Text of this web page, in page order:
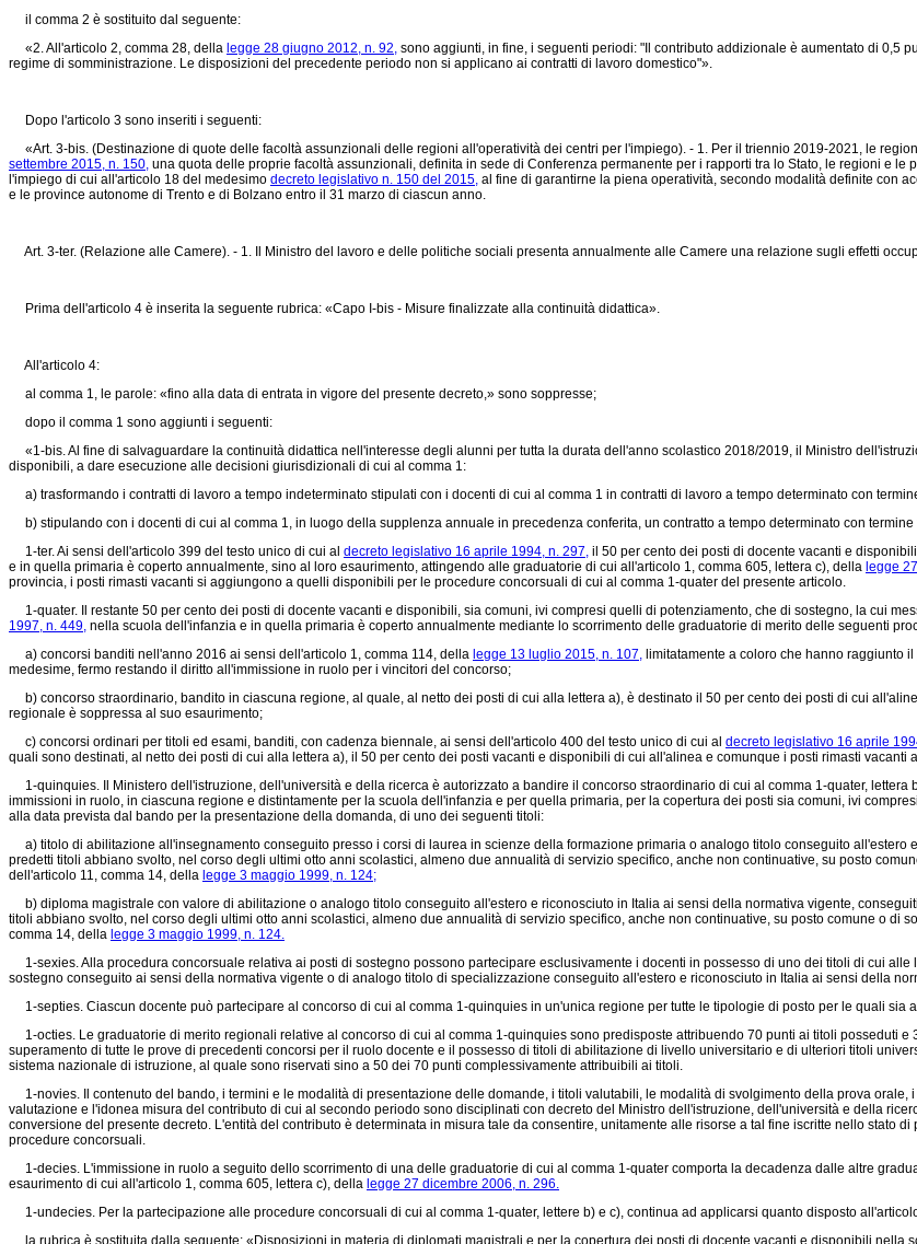
il comma 2 è sostituito dal seguente:
«2. All'articolo 2, comma 28, della legge 28 giugno 2012, n. 92, sono aggiunti, in fine, i seguenti periodi: "Il contributo addizionale è aumentato di 0,5
regime di somministrazione. Le disposizioni del precedente periodo non si applicano ai contratti di lavoro domestico"».
Dopo l'articolo 3 sono inseriti i seguenti:
«Art. 3-bis. (Destinazione di quote delle facoltà assunzionali delle regioni all'operatività dei centri per l'impiego). - 1. Per il triennio 2019-2021, le
settembre 2015, n. 150, una quota delle proprie facoltà assunzionali, definita in sede di Conferenza permanente per i rapporti tra lo Stato, le regioni e
l'impiego di cui all'articolo 18 del medesimo decreto legislativo n. 150 del 2015, al fine di garantirne la piena operatività, secondo modalità definite con
e le province autonome di Trento e di Bolzano entro il 31 marzo di ciascun anno.
Art. 3-ter. (Relazione alle Camere). - 1. Il Ministro del lavoro e delle politiche sociali presenta annualmente alle Camere una relazione sugli effetti
Prima dell'articolo 4 è inserita la seguente rubrica: «Capo I-bis - Misure finalizzate alla continuità didattica».
All'articolo 4:
al comma 1, le parole: «fino alla data di entrata in vigore del presente decreto,» sono soppresse;
dopo il comma 1 sono aggiunti i seguenti:
«1-bis. Al fine di salvaguardare la continuità didattica nell'interesse degli alunni per tutta la durata dell'anno scolastico 2018/2019, il Ministro
disponibili, a dare esecuzione alle decisioni giurisdizionali di cui al comma 1:
a) trasformando i contratti di lavoro a tempo indeterminato stipulati con i docenti di cui al comma 1 in contratti di lavoro a tempo determinato con
b) stipulando con i docenti di cui al comma 1, in luogo della supplenza annuale in precedenza conferita, un contratto a tempo determinato con
1-ter. Ai sensi dell'articolo 399 del testo unico di cui al decreto legislativo 16 aprile 1994, n. 297, il 50 per cento dei posti di docente vacanti e
e in quella primaria è coperto annualmente, sino al loro esaurimento, attingendo alle graduatorie di cui all'articolo 1, comma 605, lettera c), della legge
provincia, i posti rimasti vacanti si aggiungono a quelli disponibili per le procedure concorsuali di cui al comma 1-quater del presente articolo.
1-quater. Il restante 50 per cento dei posti di docente vacanti e disponibili, sia comuni, ivi compresi quelli di potenziamento, che di sostegno, la cui
1997, n. 449, nella scuola dell'infanzia e in quella primaria è coperto annualmente mediante lo scorrimento delle graduatorie di merito delle seguenti
a) concorsi banditi nell'anno 2016 ai sensi dell'articolo 1, comma 114, della legge 13 luglio 2015, n. 107, limitatamente a coloro che hanno raggiunto
medesime, fermo restando il diritto all'immissione in ruolo per i vincitori del concorso;
b) concorso straordinario, bandito in ciascuna regione, al quale, al netto dei posti di cui alla lettera a), è destinato il 50 per cento dei posti di cui
regionale è soppressa al suo esaurimento;
c) concorsi ordinari per titoli ed esami, banditi, con cadenza biennale, ai sensi dell'articolo 400 del testo unico di cui al decreto legislativo 16 aprile
quali sono destinati, al netto dei posti di cui alla lettera a), il 50 per cento dei posti vacanti e disponibili di cui all'alinea e comunque i posti rimasti
1-quinquies. Il Ministero dell'istruzione, dell'università e della ricerca è autorizzato a bandire il concorso straordinario di cui al comma 1-quater,
immissioni in ruolo, in ciascuna regione e distintamente per la scuola dell'infanzia e per quella primaria, per la copertura dei posti sia comuni, ivi
alla data prevista dal bando per la presentazione della domanda, di uno dei seguenti titoli:
a) titolo di abilitazione all'insegnamento conseguito presso i corsi di laurea in scienze della formazione primaria o analogo titolo conseguito all'estero
predetti titoli abbiano svolto, nel corso degli ultimi otto anni scolastici, almeno due annualità di servizio specifico, anche non continuative, su posto
dell'articolo 11, comma 14, della legge 3 maggio 1999, n. 124;
b) diploma magistrale con valore di abilitazione o analogo titolo conseguito all'estero e riconosciuto in Italia ai sensi della normativa vigente,
titoli abbiano svolto, nel corso degli ultimi otto anni scolastici, almeno due annualità di servizio specifico, anche non continuative, su posto comune o di
comma 14, della legge 3 maggio 1999, n. 124.
1-sexies. Alla procedura concorsuale relativa ai posti di sostegno possono partecipare esclusivamente i docenti in possesso di uno dei titoli di cui
sostegno conseguito ai sensi della normativa vigente o di analogo titolo di specializzazione conseguito all'estero e riconosciuto in Italia ai sensi della
1-septies. Ciascun docente può partecipare al concorso di cui al comma 1-quinquies in un'unica regione per tutte le tipologie di posto per le quali sia
1-octies. Le graduatorie di merito regionali relative al concorso di cui al comma 1-quinquies sono predisposte attribuendo 70 punti ai titoli posseduti
superamento di tutte le prove di precedenti concorsi per il ruolo docente e il possesso di titoli di abilitazione di livello universitario e di ulteriori titoli
sistema nazionale di istruzione, al quale sono riservati sino a 50 dei 70 punti complessivamente attribuibili ai titoli.
1-novies. Il contenuto del bando, i termini e le modalità di presentazione delle domande, i titoli valutabili, le modalità di svolgimento della prova
valutazione e l'idonea misura del contributo di cui al secondo periodo sono disciplinati con decreto del Ministro dell'istruzione, dell'università e della
conversione del presente decreto. L'entità del contributo è determinata in misura tale da consentire, unitamente alle risorse a tal fine iscritte nello stato
procedure concorsuali.
1-decies. L'immissione in ruolo a seguito dello scorrimento di una delle graduatorie di cui al comma 1-quater comporta la decadenza dalle altre
esaurimento di cui all'articolo 1, comma 605, lettera c), della legge 27 dicembre 2006, n. 296.
1-undecies. Per la partecipazione alle procedure concorsuali di cui al comma 1-quater, lettere b) e c), continua ad applicarsi quanto disposto
la rubrica è sostituita dalla seguente: «Disposizioni in materia di diplomati magistrali e per la copertura dei posti di docente vacanti e disponibili nella